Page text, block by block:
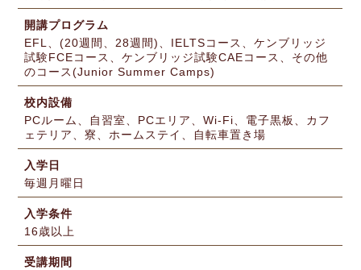
開講プログラム
EFL、(20週間、28週間)、IELTSコース、ケンブリッジ
試験FCEコース、ケンブリッジ試験CAEコース、その他
のコース(Junior Summer Camps)
校内設備
PCルーム、自習室、PCエリア、Wi-Fi、電子黒板、カフ
ェテリア、寮、ホームステイ、自転車置き場
入学日
毎週月曜日
入学条件
16歳以上
受講期間